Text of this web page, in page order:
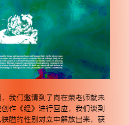
我们邀请到了向在荣老师就未
作《经》进行回应。我们谈到
隘的性别对立中解放出来，获